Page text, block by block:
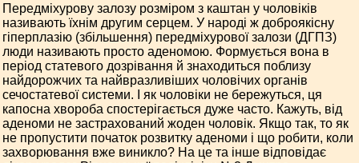
Передміхурову залозу розміром з каштан у чоловіків
називають їхнім другим серцем. У народі ж доброякісну
гіперплазію (збільшення) передміхурової залози (ДГПЗ)
люди називають просто аденомою. Формується вона в
період статевого дозрівання й знаходиться поблизу
найдорожчих та найвразливіших чоловічих органів
сечостатевої системи. І як чоловіки не бережуться, ця
капосна хвороба спостерігається дуже часто. Кажуть, від
аденоми не застрахований жоден чоловік. Якщо так, то як
не пропустити початок розвитку аденоми і що робити, коли
захворювання вже виникло? На це та інше відповідає